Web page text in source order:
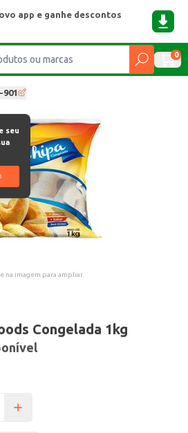
app e ganhe descontos
0
901
seu
na imagem para ampliar.
Congelada 1kg